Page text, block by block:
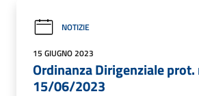
NOTIZIE
15 GIUGNO 2023
Ordinanza Dirigenziale prot.
15/06/2023